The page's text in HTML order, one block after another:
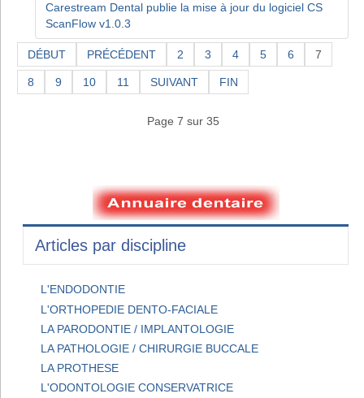
Carestream Dental publie la mise à jour du logiciel CS
ScanFlow v1.0.3
DÉBUT PRÉCÉDENT 2 3 4 5 6 7
8 9 10 11 SUIVANT FIN
Page 7 sur 35
Articles par discipline
L'ENDODONTIE
L'ORTHOPEDIE DENTO-FACIALE
LA PARODONTIE / IMPLANTOLOGIE
LA PATHOLOGIE / CHIRURGIE BUCCALE
LA PROTHESE
L'ODONTOLOGIE CONSERVATRICE